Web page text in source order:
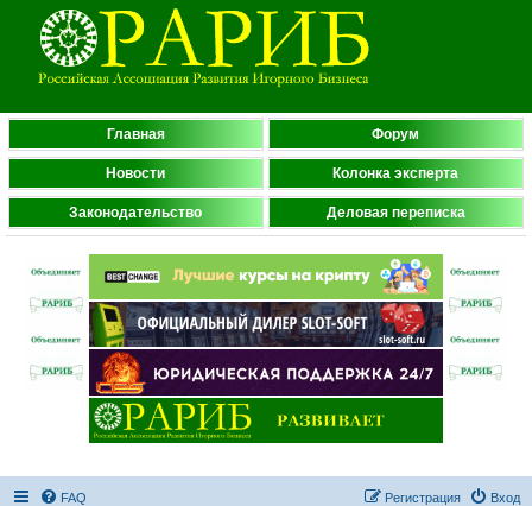
Главная Форум
Новости Колонка эксперта
Законодательство Деловая переписка
FAQ Вход
Регистрация